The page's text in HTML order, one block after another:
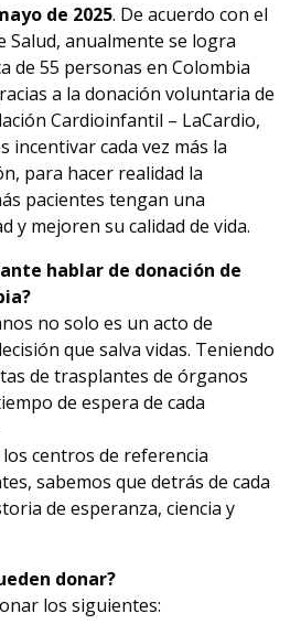
de 2025. De acuerdo con el
Salud, anualmente se logra
de 55 personas en Colombia
a la donación voluntaria de
Cardioinfantil – LaCardio,
cada vez más la
para hacer realidad la
pacientes tengan una
y mejoren su calidad de vida.
hablar de donación de
no solo es un acto de
que salva vidas. Teniendo
de trasplantes de órganos
de espera de cada
centros de referencia
sabemos que detrás de cada
de esperanza, ciencia y
donar?
los siguientes: